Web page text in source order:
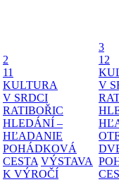
2
11
KULTURA
V SRDCI
RATIBOŘIC
HLEDÁNÍ –
HĽADANIE
POHÁDKOVÁ
CESTA VÝSTAVA
K VÝROČÍ
3
12
V